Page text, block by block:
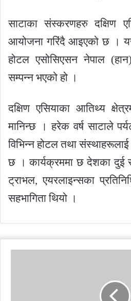
साटाका संस्करणहरु दक्षिण
आयोजना गरिंदै आइएको छ ।
होटल एसोसिएसन नेपाल
सम्पन्न भएको हो ।
दक्षिण एसियाका आतिथ्य
मानिन्छ । हरेक वर्ष साटाले
विभिन्न होटल तथा संस्थाहरूलाई
छ । कार्यक्रममा छ देशका दुई
ट्राभल, एयरलाइन्सका
सहभागिता थियो ।